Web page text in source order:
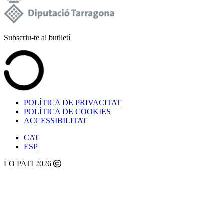
Subscriu-te al butlletí
POLÍTICA DE PRIVACITAT
POLÍTICA DE COOKIES
ACCESSIBILITAT
CAT
ESP
LO PATI 2026